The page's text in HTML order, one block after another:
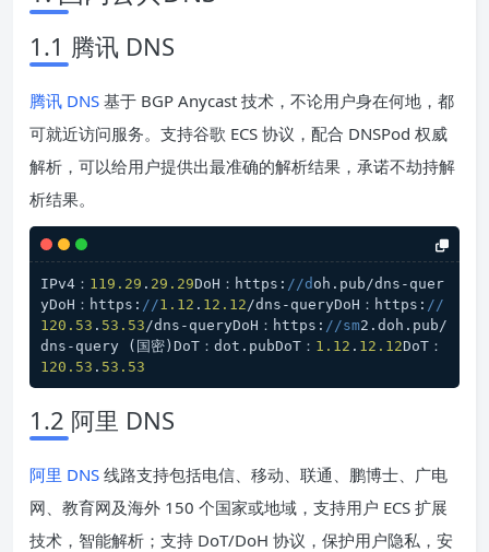
1.1 腾讯 DNS
腾讯 DNS 基于 BGP Anycast 技术，不论用户身在何地，都
可就近访问服务。支持谷歌 ECS 协议，配合 DNSPod 权威
解析，可以给用户提供出最准确的解析结果，承诺不劫持解
析结果。
IPv4： 119.29 . 29.29DoH：https: //d oh.pub/dns-quer
yDoH：https: //1.12 . 12.12/dns-queryDoH：https: //
120.53 . 53.53/dns-queryDoH：https: //sm2.doh.pub/
dns-query (国密)DoT：dot.pubDoT： 1.12 . 12.12DoT：
120.53 . 53.53
1.2 阿里 DNS
阿里 DNS 线路支持包括电信、移动、联通、鹏博士、广电
网、教育网及海外 150 个国家或地域，支持用户 ECS 扩展
技术，智能解析；支持 DoT/DoH 协议，保护用户隐私，安